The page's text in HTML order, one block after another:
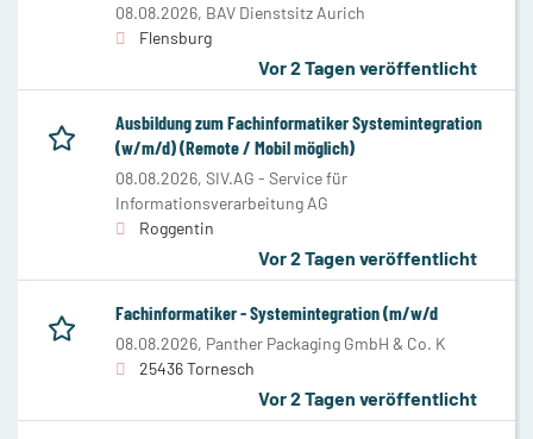
08.08.2026, BAV Dienstsitz Aurich
Flensburg
Vor 2 Tagen veröffentlicht
Ausbildung zum Fachinformatiker Systemintegration
(w/m/d) (Remote / Mobil möglich)
08.08.2026, SIV.AG - Service für
Informationsverarbeitung AG
Roggentin
Vor 2 Tagen veröffentlicht
Fachinformatiker - Systemintegration (m/w/d
08.08.2026, Panther Packaging GmbH & Co. K
25436 Tornesch
Vor 2 Tagen veröffentlicht